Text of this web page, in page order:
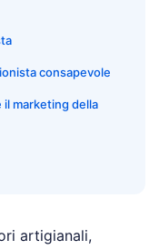
consapevole
marketing della
artigianali,